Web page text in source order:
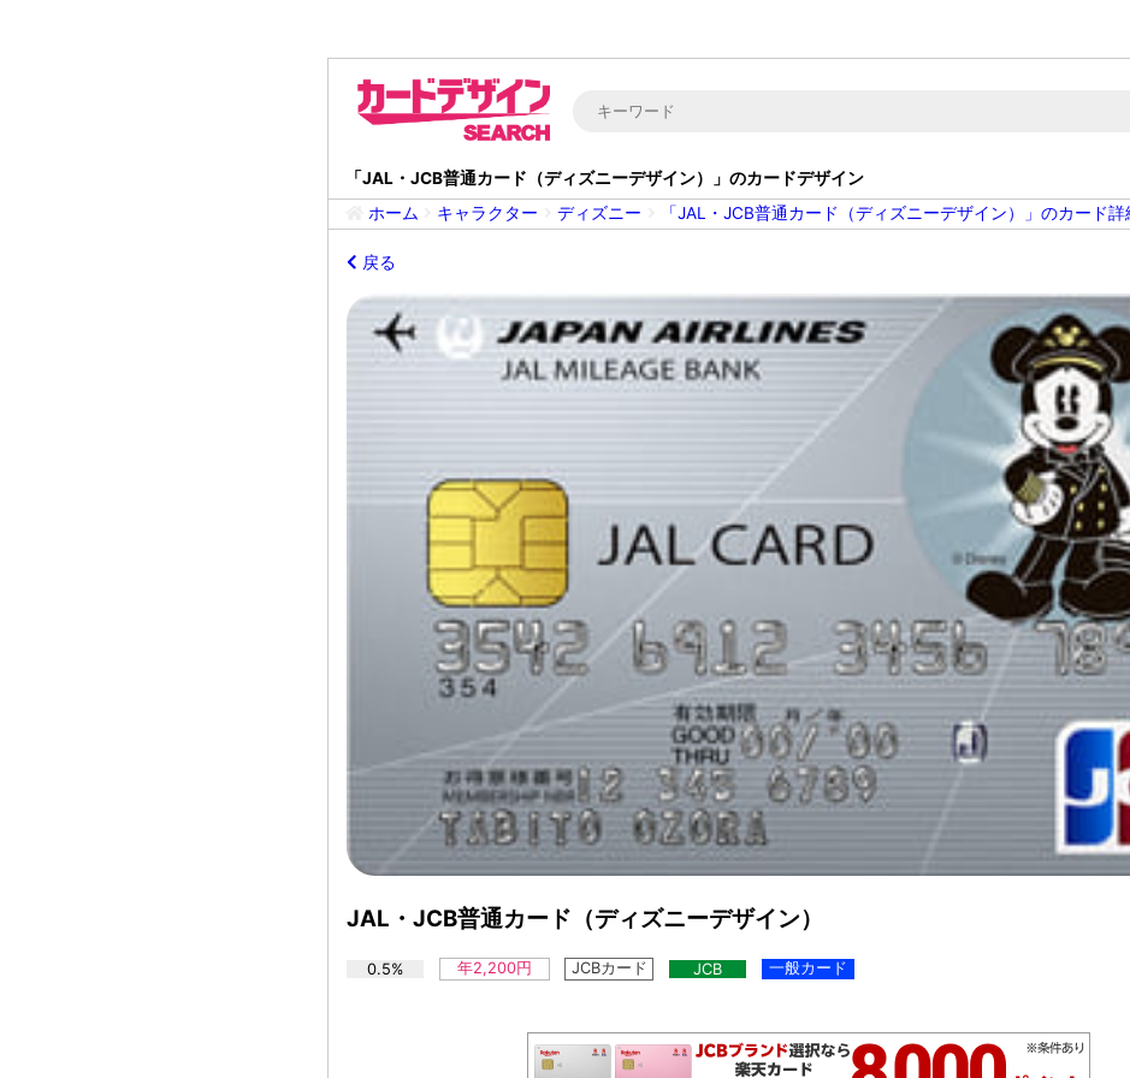
「JAL・JCB普通カード（ディズニーデザイン）」のカードデザイン
ホーム
キャラクター ディズニー 「JAL・JCB普通カード（ディズニーデザイン）」のカード詳
戻る
JAL・JCB普通カード（ディズニーデザイン）
0.5% 年2,200円 JCBカード JCB 一般カード